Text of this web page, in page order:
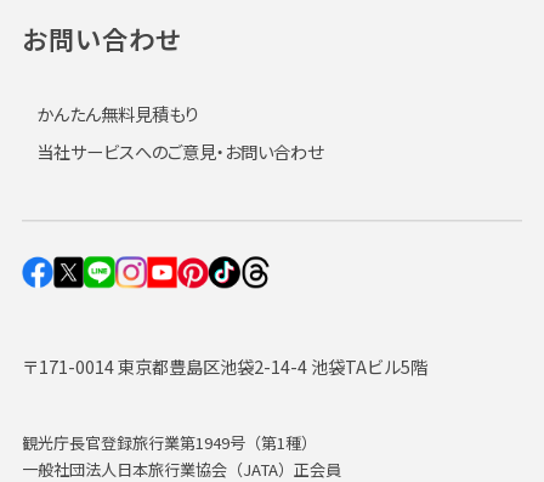
〒171-0014 東京都豊島区池袋2-14-4 池袋TAビル5階
観光庁長官登録旅行業第1949号（第1種）
一般社団法人日本旅行業協会（JATA）正会員
お問い合わせ
かんたん無料見積もり
当社サービスへのご意見・お問い合わせ